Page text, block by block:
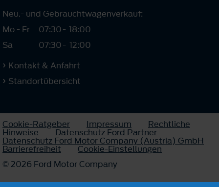
Neu.- und Gebrauchtwagenverkauf:
Mo - Fr
07:30- 18:00
Sa
07:30- 12:00
Kontakt & Anfahrt
Standortübersicht
Cookie-Ratgeber Impressum Rechtliche
Hinweise Datenschutz Ford Partner
Datenschutz Ford Motor Company (Austria) GmbH
Barrierefreiheit
Cookie-Einstellungen
© 2026 Ford Motor Company